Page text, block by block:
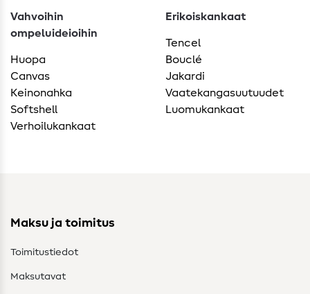
Vahvoihin
ompeluideioihin
Huopa
Canvas
Keinonahka
Softshell
Verhoilukankaat
Erikoiskankaat
Tencel
Bouclé
Jakardi
Vaatekangasuutuudet
Luomukankaat
Maksu ja toimitus
Toimitustiedot
Maksutavat